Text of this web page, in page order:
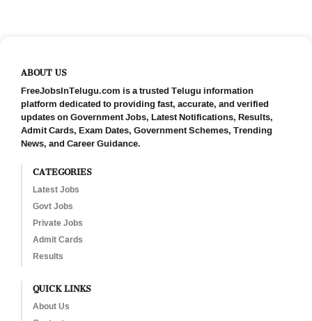
ABOUT US
FreeJobsInTelugu.com is a trusted Telugu information
platform dedicated to providing fast, accurate, and verified
updates on Government Jobs, Latest Notifications, Results,
Admit Cards, Exam Dates, Government Schemes, Trending
News, and Career Guidance.
CATEGORIES
Latest Jobs
Govt Jobs
Private Jobs
Admit Cards
Results
QUICK LINKS
About Us